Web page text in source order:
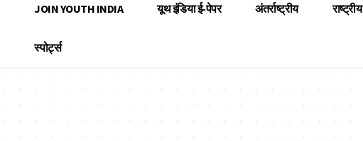
JOIN YOUTH INDIA यूथ इंडिया ई-पेपर अंतर्राष्ट्रीय राष्ट्रीय
स्पोर्ट्स